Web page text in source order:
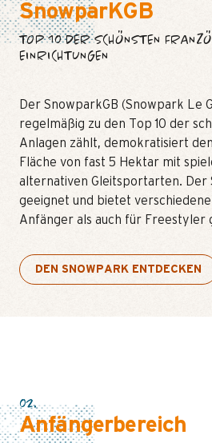
SnowparKGB
TOP 10 DER SCHÖNSTEN
EINRICHTUNGEN
Der SnowparkGB (Snowpark Le
regelmäßig zu den Top 10 der
Anlagen zählt, demokratisiert
Fläche von fast 5 Hektar mit
alternativen Gleitsportarten. Der
geeignet und bietet
Anfänger als auch für Freestyler
DEN SNOWPARK ENTDECKEN
02.
Anfängerbereich